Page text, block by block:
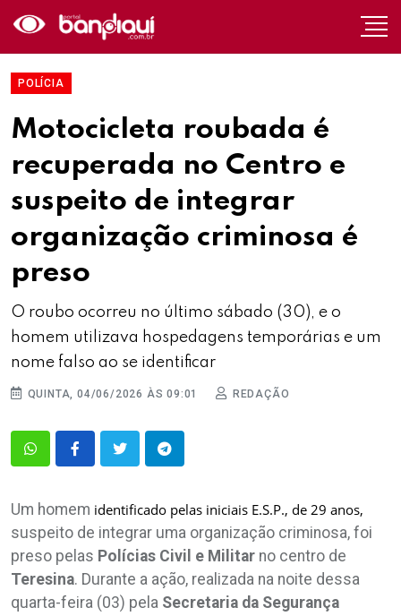
POLÍCIA
Motocicleta roubada é
recuperada no Centro e
suspeito de integrar
organização criminosa é
preso
O roubo ocorreu no último sábado (30), e o
homem utilizava hospedagens temporárias e um
nome falso ao se identificar
QUINTA, 04/06/2026 ÀS 09:01 REDAÇÃO
Um homem identificado pelas iniciais E.S.P., de 29 anos,
suspeito de integrar uma organização criminosa, foi
preso pelas Polícias Civil e Militar no centro de
Teresina. Durante a ação, realizada na noite dessa
quarta-feira (03) pela Secretaria da Segurança